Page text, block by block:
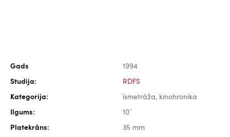
Gads 1994
Studija: RDFS
Kategorija: īsmetrāža, kinohronika
Ilgums: 10`
Platekrāns: 35 mm